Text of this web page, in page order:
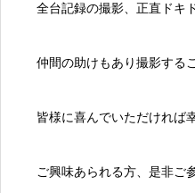
全台記録の撮影、正直ドキ
仲間の助けもあり撮影する
皆様に喜んでいただければ
ご興味あられる方、是非ご